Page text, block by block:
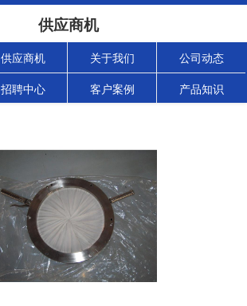
供应商机
供应商机 关于我们 公司动态
招聘中心 客户案例 产品知识